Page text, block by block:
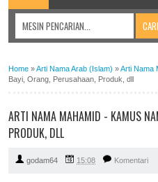
Home »Arti Nama Arab (Islam) »Arti Nama
Bayi, Orang, Perusahaan, Produk, dll
ARTI NAMA MAHAMID - KAMUS
PRODUK, DLL
godam64 15:08 Komentari